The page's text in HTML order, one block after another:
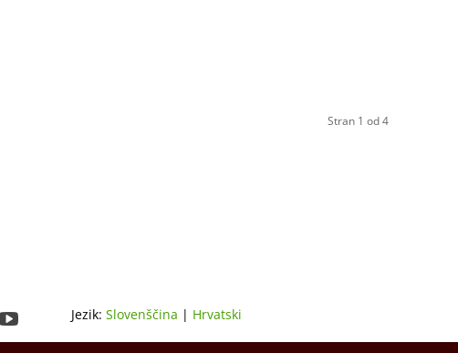
Stran 1 od 4
Jezik: Slovenščina | Hrvatski